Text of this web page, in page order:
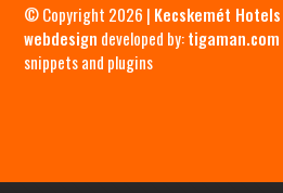
© Copyright 2026 | Kecskemét Hotels
webdesign developed by:tigaman.com
snippets and plugins